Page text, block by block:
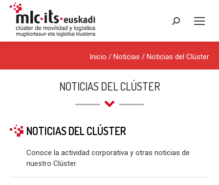
Buscar:
Inicio / Noticias / Noticias del Clúster
NOTICIAS DEL CLÚSTER
NOTICIAS DEL CLÚSTER
Conoce la actividad corporativa y otras noticias de
nuestro Clúster.